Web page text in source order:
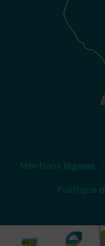
Mentions légales
Politique